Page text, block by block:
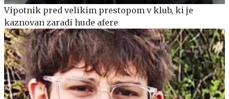
Vipotnik pred velikim prestopom v klub, ki je
kaznovan zaradi hude afere